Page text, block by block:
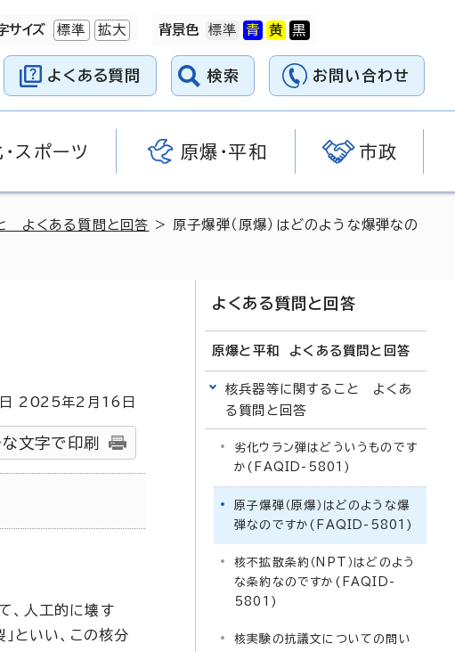
サイズ 標準 拡大 背景色
よくある質問 検索 お問い合わせ
スポーツ 原爆・平和 市政
よくある質問と回答 > 原子爆弾（原爆）はどのような爆弾なの
2025年2月 16 日
文字で印刷
、人工的に壊す
といい、この核分
よくある質問と回答
原爆と平和 よくある質問と回答
核兵器等に関すること よくあ
る質問と回答
劣化ウラン弾はどういうものです
か(FAQID-5801)
原子爆弾（原爆）はどのような爆
弾なのですか(FAQID-5801)
核不拡散条約（NPT）はどのよう
な条約なのですか(FAQID-
5801)
核実験の抗議文についての問い